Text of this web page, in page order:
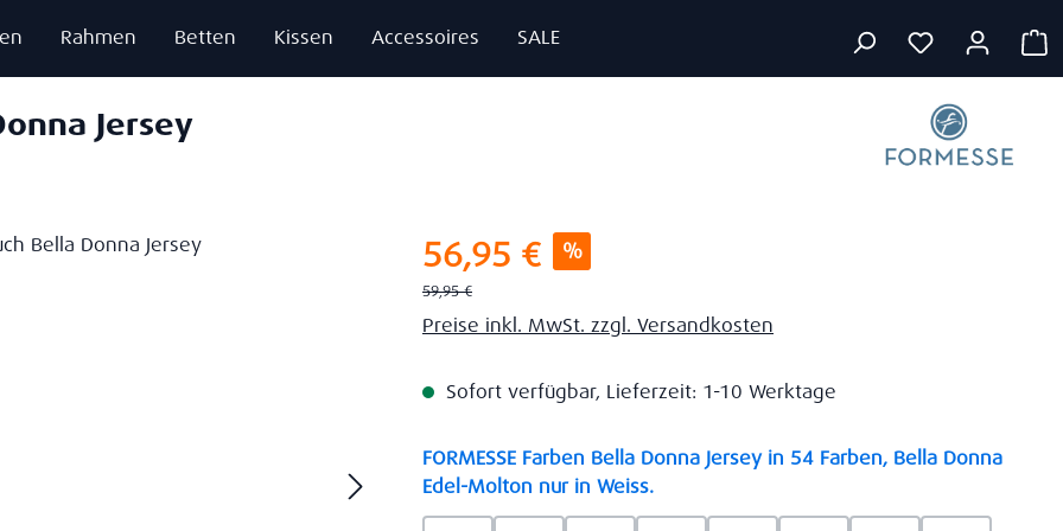
Rahmen Betten Kissen Accessoires SALE
Jersey
Verkaufspreis:
56,95 € %
Regulärer Preis:
59,95 €
Preise inkl. MwSt. zzgl. Versandkosten
Sofort verfügbar, Lieferzeit: 1-10 Werktage
FORMESSE Farben Bella Donna Jersey in 54 Farben, Bella Donna
Edel-Molton nur in Weiss.auswählen